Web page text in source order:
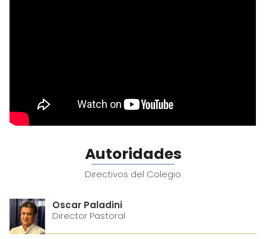
Autoridades
Directivos del Colegio
Oscar Paladini
Director Pastoral